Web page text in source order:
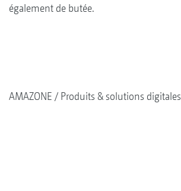
également de butée.
AMAZONE Produits & solutions digitales